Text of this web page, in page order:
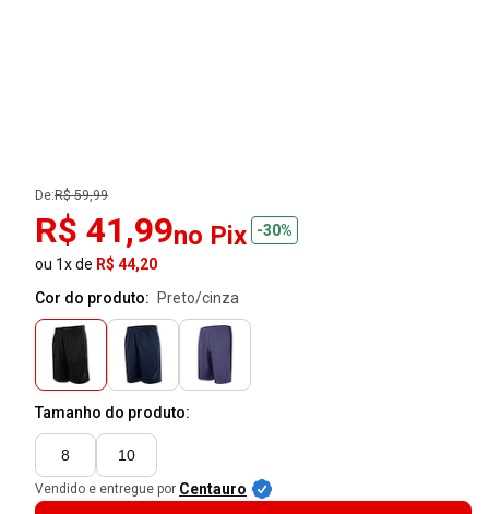
De:R$ 59,99
R$ 41,99no Pix
-30%
ou 1x de R$ 44,20
Cor do produto:
preto/cinza
Tamanho do produto:
8 10
Vendido e entregue por Centauro